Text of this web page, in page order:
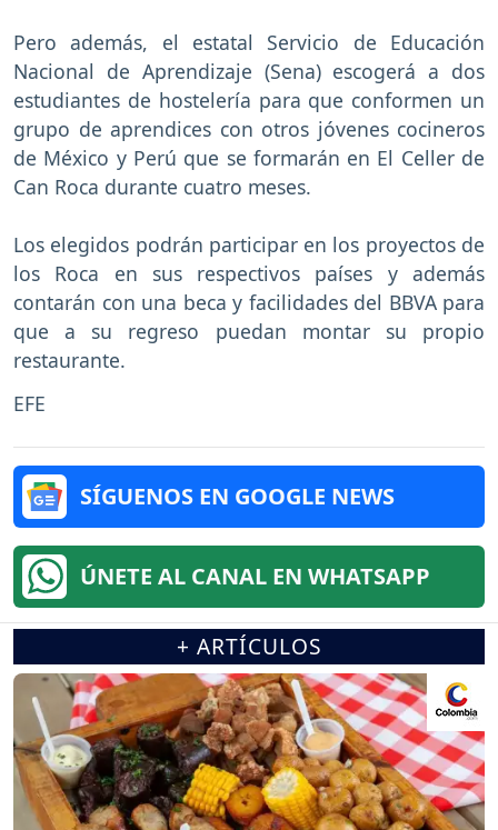
Pero además, el estatal Servicio de Educación
Nacional de Aprendizaje (Sena) escogerá a dos
estudiantes de hostelería para que conformen un
grupo de aprendices con otros jóvenes cocineros
de México y Perú que se formarán en El Celler de
Can Roca durante cuatro meses.
Los elegidos podrán participar en los proyectos de
los Roca en sus respectivos países y además
contarán con una beca y facilidades del BBVA para
que a su regreso puedan montar su propio
restaurante.
EFE
SÍGUENOS EN GOOGLE NEWS
ÚNETE AL CANAL EN WHATSAPP
+ ARTÍCULOS